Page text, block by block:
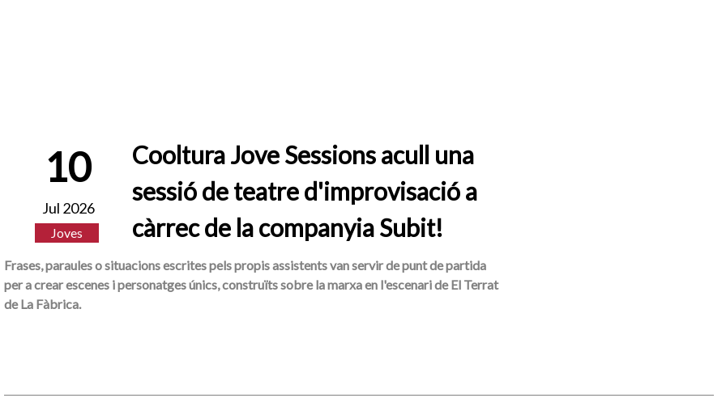
10
Jul 2026
Joves
Cooltura Jove Sessions acull una
sessió de teatre d'improvisació a
càrrec de la companyia Subit!
Frases, paraules o situacions escrites pels propis assistents van servir de punt de partida
per a crear escenes i personatges únics, construïts sobre la marxa en l'escenari de El Terrat
de La Fàbrica.